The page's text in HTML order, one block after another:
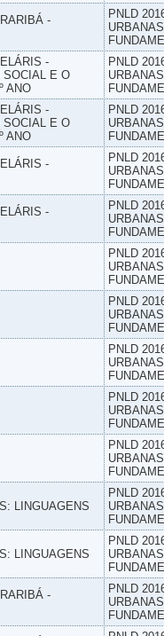
-
PNLD
-
SOCIAL E O
ANO
PNLD
-
SOCIAL E O
ANO
PNLD
-
PNLD
-
PNLD
PNLD
PNLD
PNLD
PNLD
PNLD
LINGUAGENS
PNLD
LINGUAGENS
PNLD
-
PNLD